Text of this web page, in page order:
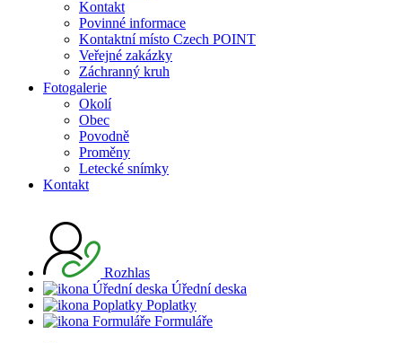
Kontakt
Povinné informace
Kontaktní místo Czech POINT
Veřejné zakázky
Záchranný kruh
Fotogalerie
Okolí
Obec
Povodně
Proměny
Letecké snímky
Kontakt
Rozhlas
Úřední deska
Poplatky
Formuláře